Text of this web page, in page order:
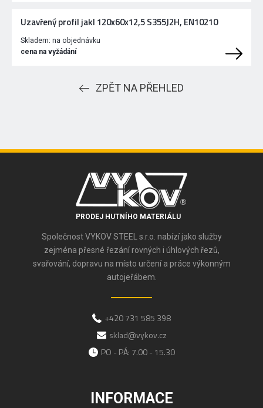
Uzavřený profil jakl 120x60x12,5 S355J2H, EN10210
Skladem: na objednávku
cena na vyžádání
ZPĚT NA PŘEHLED
PRODEJ HUTNÍHO MATERIÁLU
Společnost VYKOV STEEL s.r.o. nabízí jako služby
zejména přesné řezání rovných i úhlových řezů,
svařování, dopravu na místo určení a práce výkonným
autojeřábem.
+420 731 585 398
sklad@vykov.cz
PO - PÁ: 7.00 - 15.30
INFORMACE